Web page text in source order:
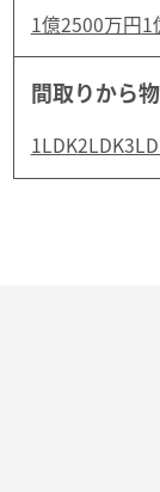
1億2500万円1
間取りから
1LDK2LDK